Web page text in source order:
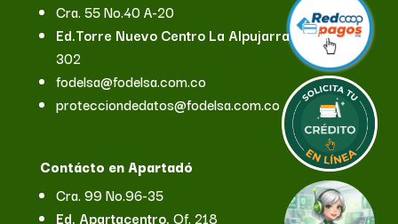
Cra. 55 No.40 A-20
Ed.Torre Nuevo Centro La Alpujarra Oficina
302
fodelsa@fodelsa.com.co
protecciondedatos@fodelsa.com.co
Contácto en Apartadó
Cra. 99 No.96-35
Ed. Apartacentro. Of. 218